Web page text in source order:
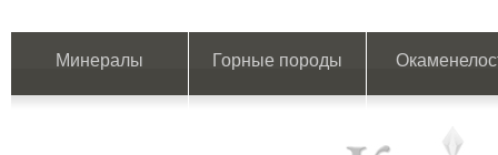
Минералы Горные породы